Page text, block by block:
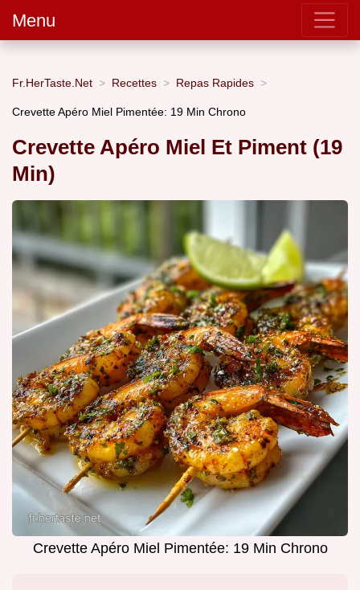
Menu
Fr.HerTaste.Net Recettes Repas Rapides
Crevette Apéro Miel Pimentée: 19 Min Chrono
Crevette Apéro Miel Et Piment (19
Min)
Crevette Apéro Miel Pimentée: 19 Min Chrono